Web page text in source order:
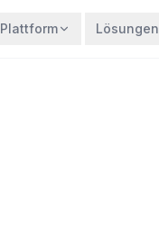
Plattform Lösungen